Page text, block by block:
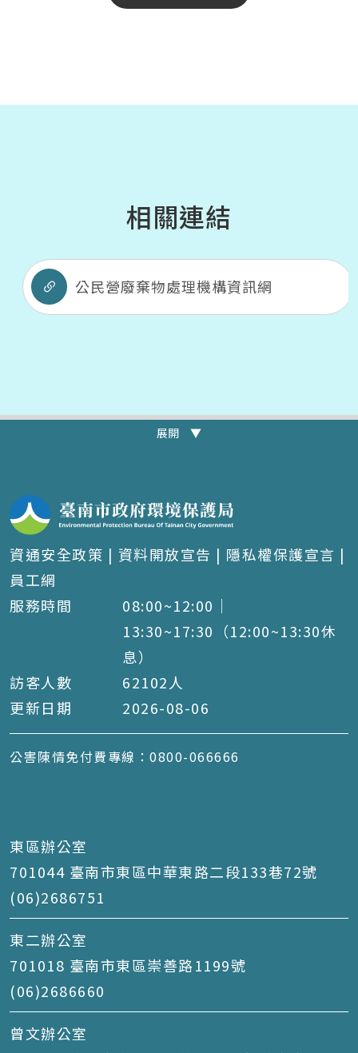
相關連結
公民營廢棄物處理機構資訊網
展開 ▼
資通安全政策 | 資料開放宣告 | 隱私權保護宣言 |
員工網
服務時間
08:00~12:00｜
13:30~17:30（12:00~13:30休
息）
訪客人數
62102 人
更新日期
2026-08-06
公害陳情免付費專線：0800-066666
東區辦公室
701044 臺南市東區中華東路二段133巷72號
(06)2686751
東二辦公室
701018 臺南市東區崇善路1199號
(06)2686660
曾文辦公室